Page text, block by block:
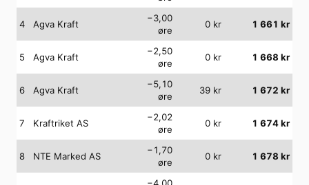
4 Agva Kraft
−3,00
øre
0 kr 1 661 kr
5 Agva Kraft
−2,50
øre
0 kr 1 668 kr
6 Agva Kraft
−5,10
øre
39 kr 1 672 kr
7 Kraftriket AS
−2,02
øre
0 kr 1 674kr
8 NTE Marked AS
−1,70
øre
0 kr 1 678 kr